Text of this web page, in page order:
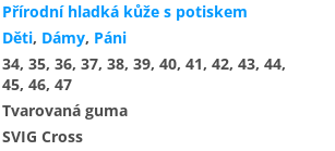
Přírodní hladká kůže s potiskem
Děti, Dámy, Páni
34, 35, 36, 37, 38, 39, 40, 41, 42, 43, 44,
45, 46, 47
Tvarovaná guma
SVIG Cross